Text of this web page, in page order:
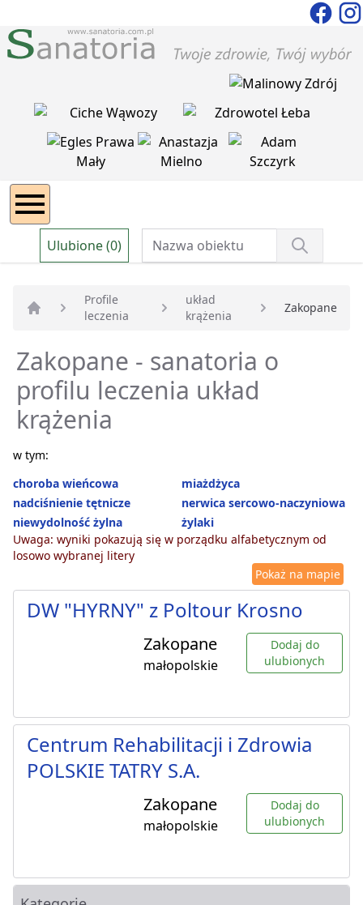
Ulubione (0)
Strona główna
Profile
leczenia
układ
krążenia
Zakopane
Zakopane - sanatoria o
profilu leczenia układ
krążenia
w tym:
choroba wieńcowa
miażdżyca
nadciśnienie tętnicze
nerwica sercowo-naczyniowa
niewydolność żylna
żylaki
Uwaga: wyniki pokazują się w porządku alfabetycznym od
losowo wybranej litery
Pokaż na mapie
DW "HYRNY" z Poltour Krosno
Zakopane
małopolskie
Dodaj do
ulubionych
Centrum Rehabilitacji i Zdrowia
POLSKIE TATRY S.A.
Zakopane
małopolskie
Dodaj do
ulubionych